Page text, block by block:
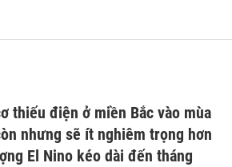
thiếu điện ở miền Bắc vào mùa
nhưng sẽ ít nghiêm trọng hơn
El Nino kéo dài đến tháng